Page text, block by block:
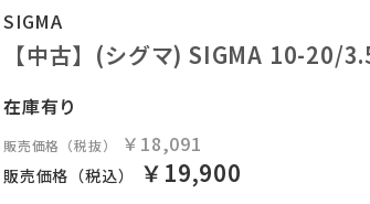
SIGMA
【中古】(シグマ) SIGMA 10-20/
在庫有り
販売価格（税抜） ￥18,091
販売価格（税込） ￥19,900